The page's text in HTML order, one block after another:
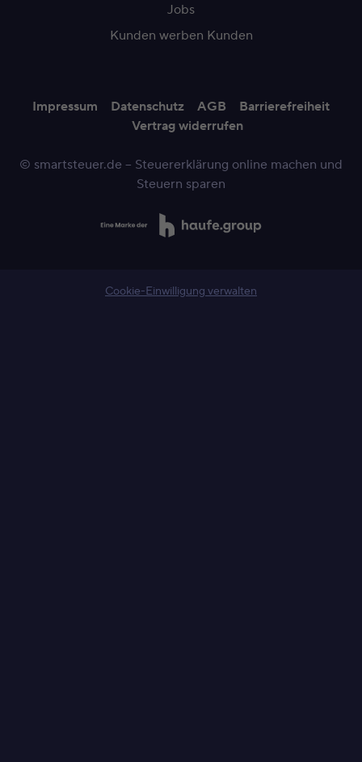
Jobs
Kunden werben Kunden
Impressum Datenschutz AGB
Barrierefreiheit
Vertrag widerrufen
© smartsteuer.de – Steuererklärung online machen und
Steuern sparen
Cookie-Einwilligung verwalten